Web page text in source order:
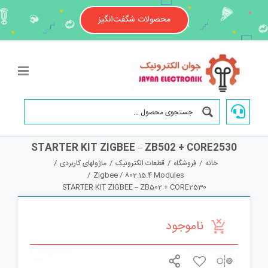
content
محصولات شگفت‌انگیز
STARTER KIT ZIGBEE – ZB502 + CORE2530
خانه / فروشگاه / قطعات الکترونیک / ماژولهای کاربردی /
Zigbee / 802.15.4 Modules
/
STARTER KIT ZIGBEE – ZB502 + CORE2530
ناموجود